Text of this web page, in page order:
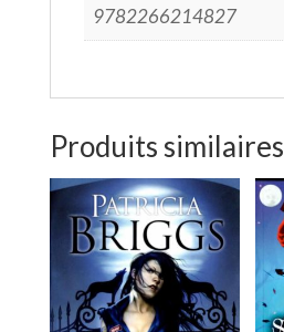
9782266214827
Produits similaires